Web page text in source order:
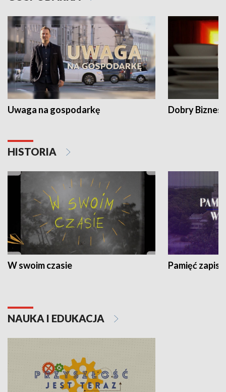
Uwaga na gospodarkę Dobry Biznes
HISTORIA
W swoim czasie Pamięć
NAUKA I EDUKACJA